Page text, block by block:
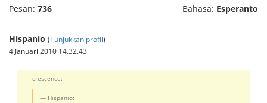
Pesan: 736 Bahasa: Esperanto
Hispanio (Tunjukkan profil)
4 Januari 2010 14.32.43
crescence:
Hispanio: